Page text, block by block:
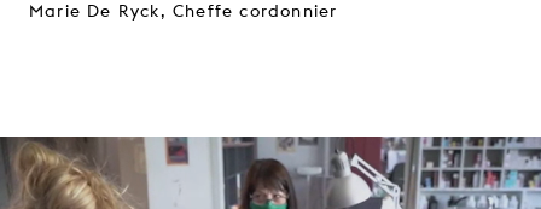
Marie De Ryck, Cheffe cordonnier